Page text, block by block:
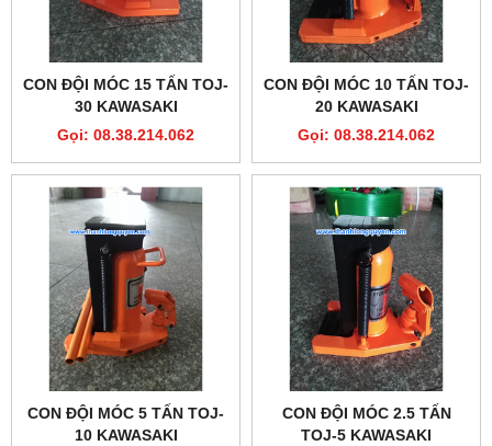
CON ĐỘI MÓC 15 TẤN TOJ-
30 KAWASAKI
Gọi: 08.38.214.062
CON ĐỘI MÓC 10 TẤN TOJ-
20 KAWASAKI
Gọi: 08.38.214.062
CON ĐỘI MÓC 5 TẤN TOJ-
10 KAWASAKI
CON ĐỘI MÓC 2.5 TẤN
TOJ-5 KAWASAKI